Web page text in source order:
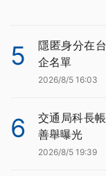
5
隱匿身分在
企名單
2026/8/5 16:03
6
交通局科長
善舉曝光
2026/8/5 19:39